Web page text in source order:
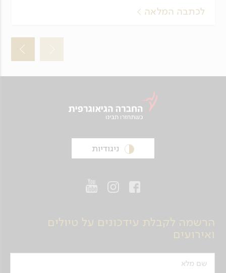
לכתבה המלאה
ניגודיות
הרשמה לקבלת עידכונים על טיולים
ואירועים
שם מלא